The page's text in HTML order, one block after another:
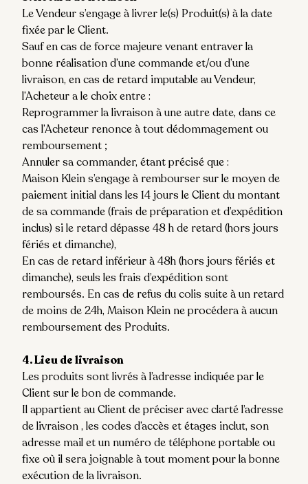
Le Vendeur s’engage à livrer le(s) Produit(s) à la date
fixée par le Client.
Sauf en cas de force majeure venant entraver la
bonne réalisation d’une commande et/ou d’une
livraison, en cas de retard imputable au Vendeur,
l’Acheteur a le choix entre :
Reprogrammer la livraison à une autre date, dans ce
cas l’Acheteur renonce à tout dédommagement ou
remboursement ;
Annuler sa commander, étant précisé que :
Maison Klein s’engage à rembourser sur le moyen de
paiement initial dans les 14 jours le Client du montant
de sa commande (frais de préparation et d’expédition
inclus) si le retard dépasse 48 h de retard (hors jours
fériés et dimanche),
En cas de retard inférieur à 48h (hors jours fériés et
dimanche), seuls les frais d’expédition sont
remboursés. En cas de refus du colis suite à un retard
de moins de 24h, Maison Klein ne procédera à aucun
remboursement des Produits.
4. Lieu de livraison
Les produits sont livrés à l’adresse indiquée par le
Client sur le bon de commande.
Il appartient au Client de préciser avec clarté l’adresse
de livraison , les codes d’accès et étages inclut, son
adresse mail et un numéro de téléphone portable ou
fixe où il sera joignable à tout moment pour la bonne
exécution de la livraison.